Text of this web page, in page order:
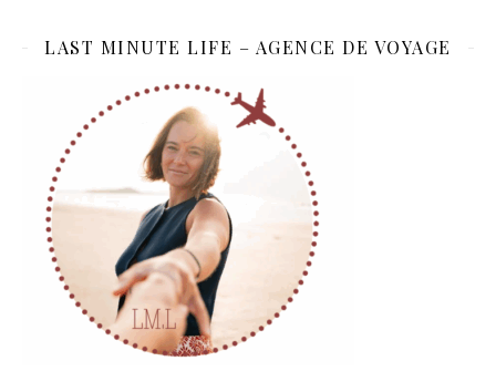
LAST MINUTE LIFE – AGENCE DE VOYAGE